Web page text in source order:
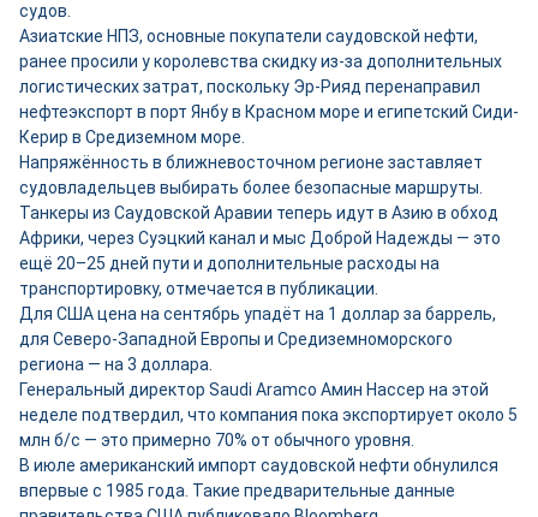
судов.
Азиатские НПЗ, основные покупатели саудовской нефти,
ранее просили у королевства скидку из-за дополнительных
логистических затрат, поскольку Эр-Рияд перенаправил
нефтеэкспорт в порт Янбу в Красном море и египетский Сиди-
Керир в Средиземном море.
Напряжённость в ближневосточном регионе заставляет
судовладельцев выбирать более безопасные маршруты.
Танкеры из Саудовской Аравии теперь идут в Азию в обход
Африки, через Суэцкий канал и мыс Доброй Надежды — это
ещё 20–25 дней пути и дополнительные расходы на
транспортировку, отмечается в публикации.
Для США цена на сентябрь упадёт на 1 доллар за баррель,
для Северо-Западной Европы и Средиземноморского
региона — на 3 доллара.
Генеральный директор Saudi Aramco Амин Нассер на этой
неделе подтвердил, что компания пока экспортирует около 5
млн б/с — это примерно 70% от обычного уровня.
В июле американский импорт саудовской нефти обнулился
впервые с 1985 года. Такие предварительные данные